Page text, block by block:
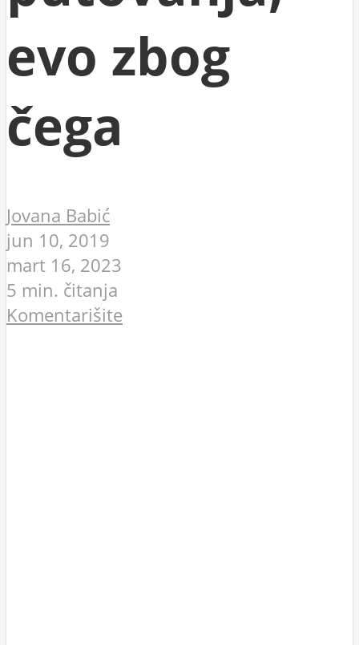
evo zbog
čega
Jovana Babić
jun 10, 2019
mart 16, 2023
5 min. čitanja
Komentarišite